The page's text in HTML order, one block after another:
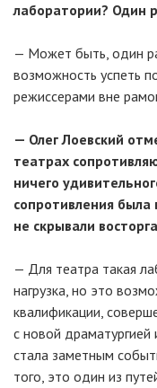
лаборатории? Один
— Может быть, один
возможность успеть
режиссерами вне
— Олег Лоевский
театрах
ничего
сопротивления
не скрывали
— Для театра такая
нагрузка, но это
квалификации,
с новой
стала заметным
того, это один из